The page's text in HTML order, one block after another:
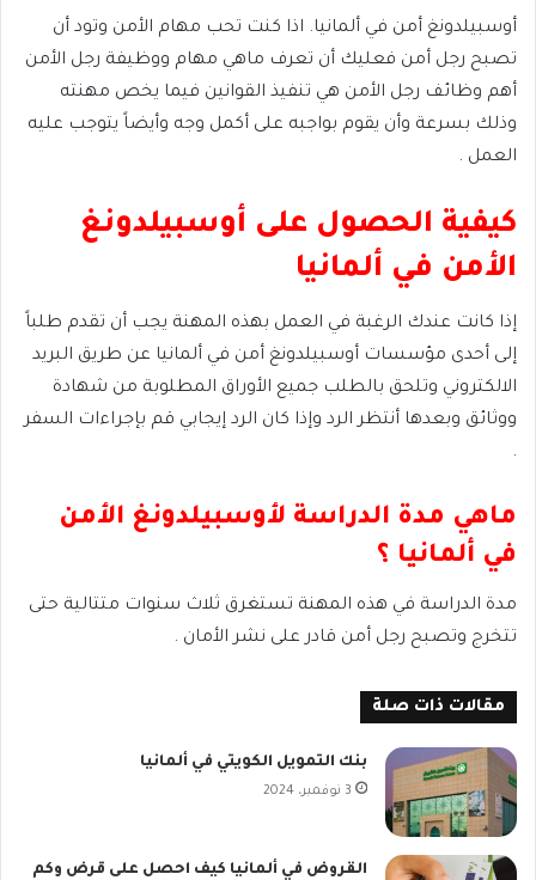
أوسبيلدونغ أمن في ألمانيا. اذا كنت تحب مهام الأمن وتود أن
تصبح رجل أمن فعليك أن تعرف ماهي مهام ووظيفة رجل الأمن
أهم وظائف رجل الأمن هي تنفيذ القوانين فيما يخص مهنته
وذلك بسرعة وأن يقوم بواجبه على أكمل وجه وأيضاً يتوجب عليه
العمل .
كيفية الحصول على أوسبيلدونغ
الأمن في ألمانيا
إذا كانت عندك الرغبة في العمل بهذه المهنة يجب أن تقدم طلباً
إلى أحدى مؤسسات أوسبيلدونغ أمن في ألمانيا عن طريق البريد
الالكتروني وتلحق بالطلب جميع الأوراق المطلوبة من شهادة
ووثائق وبعدها أنتظر الرد وإذا كان الرد إيجابي قم بإجراءات السفر
.
ماهي مدة الدراسة لأوسبيلدونغ الأمن
في ألمانيا ؟
مدة الدراسة في هذه المهنة تستغرق ثلاث سنوات متتالية حتى
تتخرج وتصبح رجل أمن قادر على نشر الأمان .
مقالات ذات صلة
بنك التمويل الكويتي في ألمانيا
3 نوفمبر، 2024
القروض في ألمانيا كيف احصل على قرض وكم